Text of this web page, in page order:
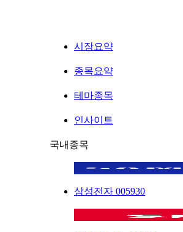
시장요약
종목요약
테마종목
인사이트
국내종목
삼성전자 005930